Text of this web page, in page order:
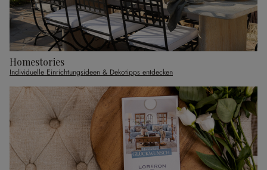
Homestories
Individuelle Einrichtungsideen & Dekotipps entdecken